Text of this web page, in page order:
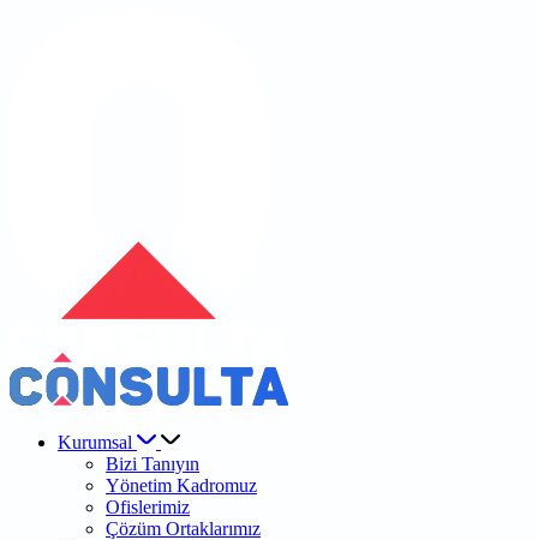
Kurumsal
Bizi Tanıyın
Yönetim Kadromuz
Ofislerimiz
Çözüm Ortaklarımız